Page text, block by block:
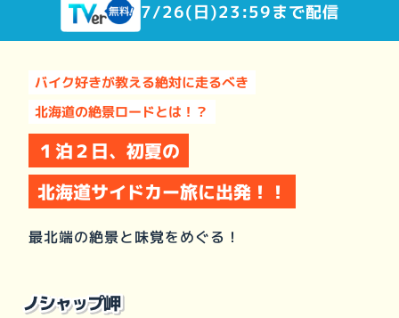
7/26(日)23:59まで配信
バイク好きが教える絶対に走るべき
北海道の絶景ロードとは！？
１泊２日、初夏の
北海道サイドカー旅に出発！！
最北端の絶景と味覚をめぐる！